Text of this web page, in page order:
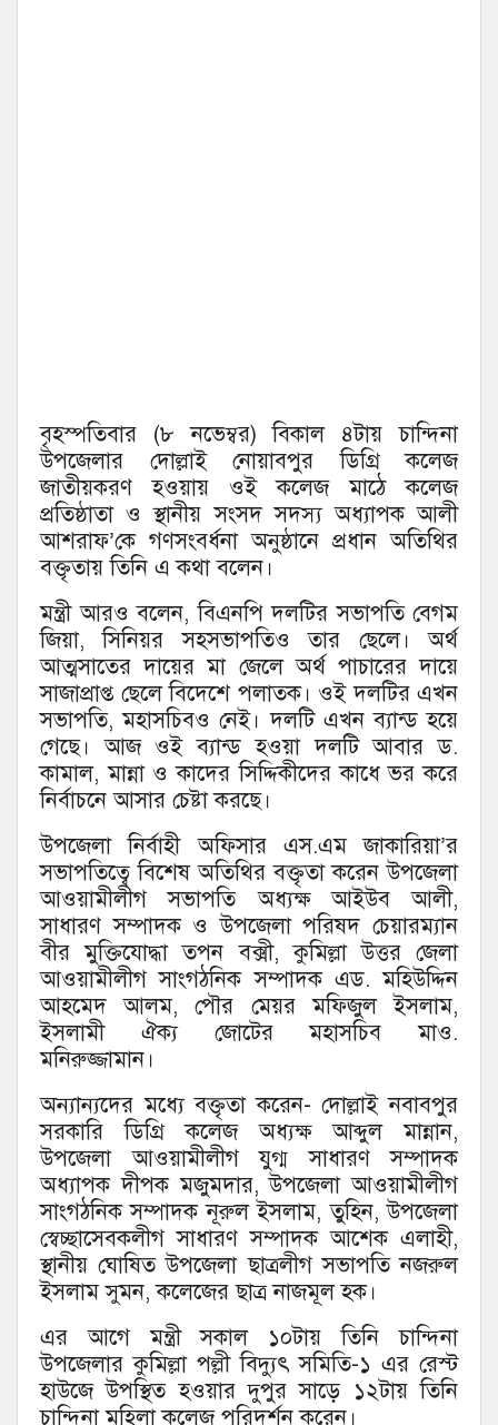
বৃহস্পতিবার (৮ নভেম্বর) বিকাল ৪টায় চান্দিনা
উপজেলার দোল্লাই নোয়াবপুর ডিগ্রি কলেজ
জাতীয়করণ হওয়ায় ওই কলেজ মাঠে কলেজ
প্রতিষ্ঠাতা ও স্থানীয় সংসদ সদস্য অধ্যাপক আলী
আশরাফ’কে গণসংবর্ধনা অনুষ্ঠানে প্রধান অতিথির
বক্তৃতায় তিনি এ কথা বলেন।
মন্ত্রী আরও বলেন, বিএনপি দলটির সভাপতি বেগম
জিয়া, সিনিয়র সহসভাপতিও তার ছেলে। অর্থ
আত্মসাতের দায়ের মা জেলে অর্থ পাচারের দায়ে
সাজাপ্রাপ্ত ছেলে বিদেশে পলাতক। ওই দলটির এখন
সভাপতি, মহাসচিবও নেই। দলটি এখন ব্যান্ড হয়ে
গেছে। আজ ওই ব্যান্ড হওয়া দলটি আবার ড.
কামাল, মান্না ও কাদের সিদ্দিকীদের কাধে ভর করে
নির্বাচনে আসার চেষ্টা করছে।
উপজেলা নির্বাহী অফিসার এস.এম জাকারিয়া’র
সভাপতিত্বে বিশেষ অতিথির বক্তৃতা করেন উপজেলা
আওয়ামীলীগ সভাপতি অধ্যক্ষ আইউব আলী,
সাধারণ সম্পাদক ও উপজেলা পরিষদ চেয়ারম্যান
বীর মুক্তিযোদ্ধা তপন বক্সী, কুমিল্লা উত্তর জেলা
আওয়ামীলীগ সাংগঠনিক সম্পাদক এড. মহিউদ্দিন
আহমেদ আলম, পৌর মেয়র মফিজুল ইসলাম,
ইসলামী ঐক্য জোটের মহাসচিব মাও.
মনিরুজ্জামান।
অন্যান্যদের মধ্যে বক্তৃতা করেন- দোল্লাই নবাবপুর
সরকারি ডিগ্রি কলেজ অধ্যক্ষ আব্দুল মান্নান,
উপজেলা আওয়ামীলীগ যুগ্ম সাধারণ সম্পাদক
অধ্যাপক দীপক মজুমদার, উপজেলা আওয়ামীলীগ
সাংগঠনিক সম্পাদক নূরুল ইসলাম, তুহিন, উপজেলা
স্বেচ্ছাসেবকলীগ সাধারণ সম্পাদক আশেক এলাহী,
স্থানীয় ঘোষিত উপজেলা ছাত্রলীগ সভাপতি নজরুল
ইসলাম সুমন, কলেজের ছাত্র নাজমূল হক।
এর আগে মন্ত্রী সকাল ১০টায় তিনি চান্দিনা
উপজেলার কুমিল্লা পল্লী বিদ্যুৎ সমিতি-১ এর রেস্ট
হাউজে উপস্থিত হওয়ার দুপুর সাড়ে ১২টায় তিনি
চান্দিনা মহিলা কলেজ পরিদর্শন করেন।